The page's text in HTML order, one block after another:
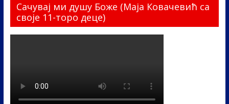
Сачувај ми душу Боже (Маја Ковачевић са
своје 11-торо деце)